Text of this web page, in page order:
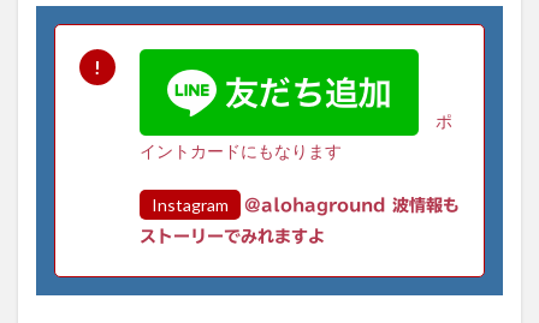
ポ
イントカードにもなります
Instagram
@alohaground 波情報も
ストーリーでみれますよ